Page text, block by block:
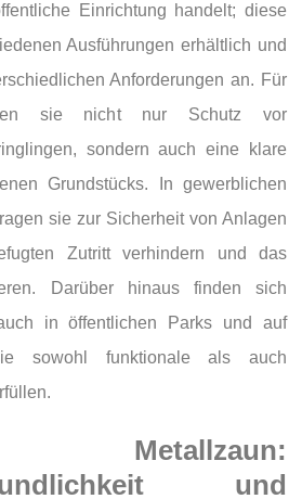
Einrichtung handelt; diese
Ausführungen erhältlich und
Anforderungen an. Für
sie nicht nur Schutz vor
sondern auch eine klare
Grundstücks. In gewerblichen
sie zur Sicherheit von Anlagen
Zutritt verhindern und das
Darüber hinaus finden sich
in öffentlichen Parks und auf
sowohl funktionale als auch
und